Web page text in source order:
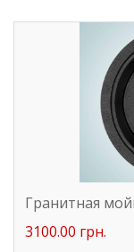
Гранитная
3100.00 грн.